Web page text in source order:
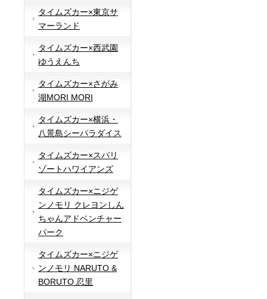
タイムズカー×東京サ
マーランド
タイムズカー×西武園
ゆうえんち
タイムズカー×さがみ
湖MORI MORI
タイムズカー×横浜・
八景島シーパラダイス
タイムズカー×スパリ
ゾートハワイアンズ
タイムズカー×ニジゲ
ンノモリ クレヨンしん
ちゃんアドベンチャー
パーク
タイムズカー×ニジゲ
ンノモリ NARUTO &
BORUTO 忍里